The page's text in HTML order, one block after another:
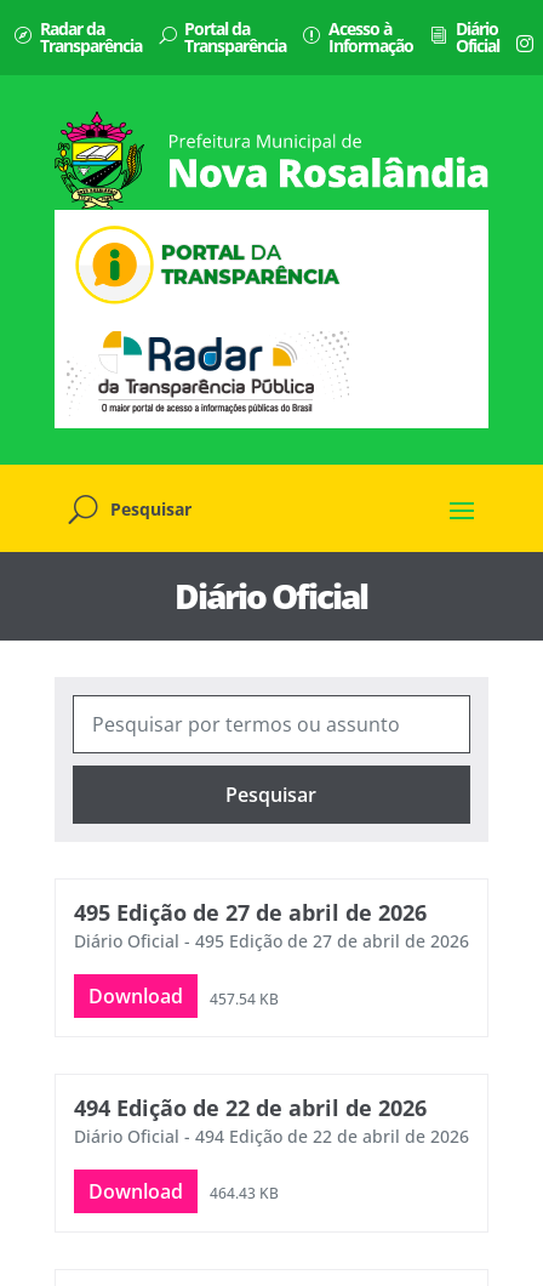
Radar da
Transparência
Portal da
Transparência
Acesso à
Informação
Diário
Oficial
Diário Oficial
Pesquisar
495 Edição de 27 de abril de 2026
Diário Oficial - 495 Edição de 27 de abril de 2026
Download 457.54 KB
494 Edição de 22 de abril de 2026
Diário Oficial - 494 Edição de 22 de abril de 2026
Download 464.43 KB